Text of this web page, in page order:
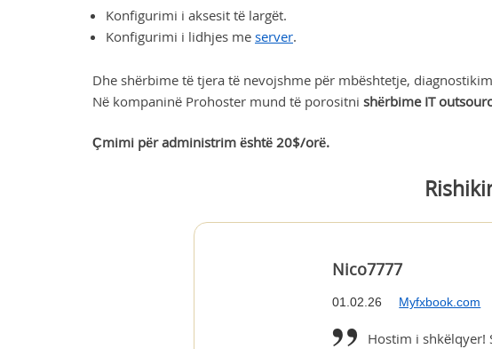
Konfigurimi i aksesit të largët.
Konfigurimi i lidhjes me server.
Dhe shërbime të tjera të nevojshme për mbështetje,
Në kompaninë Prohoster mund të porositni shërbime IT
Çmimi për administrim është 20$/orë.
Nico7777
01.02.26 Myfxbook.com
Hostim i shkëlqyer!